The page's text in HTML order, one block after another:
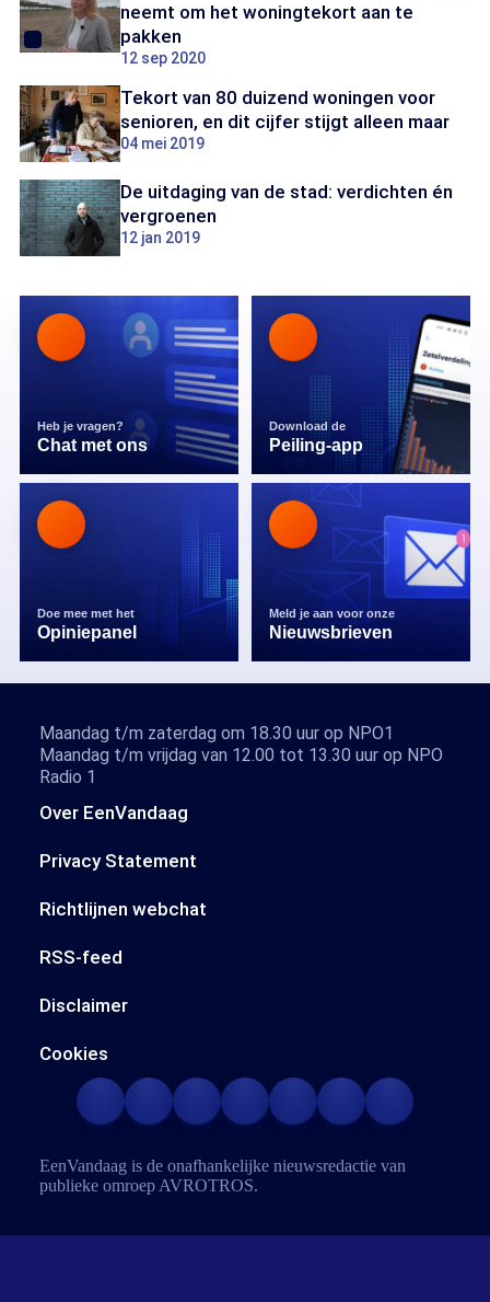
neemt om het woningtekort aan te
pakken
12 sep 2020
Tekort van 80 duizend woningen voor
senioren, en dit cijfer stijgt alleen maar
04 mei 2019
De uitdaging van de stad: verdichten én
vergroenen
12 jan 2019
Heb je vragen?
Chat met ons
Download de
Peiling-app
Doe mee met het
Opiniepanel
Meld je aan voor onze
Nieuwsbrieven
Over EenVandaag
Privacy Statement
Richtlijnen webchat
RSS-feed
Disclaimer
Cookies
Maandag t/m zaterdag om 18.30 uur op NPO1
Maandag t/m vrijdag van 12.00 tot 13.30 uur op NPO
Radio 1
EenVandaag is de onafhankelijke nieuwsredactie van
publieke omroep AVROTROS.